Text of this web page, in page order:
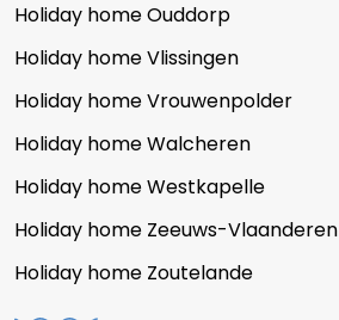
Holiday home Ouddorp
Holiday home Vlissingen
Holiday home Vrouwenpolder
Holiday home Walcheren
Holiday home Westkapelle
Holiday home Zeeuws-Vlaanderen
Holiday home Zoutelande